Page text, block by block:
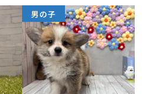
男の子